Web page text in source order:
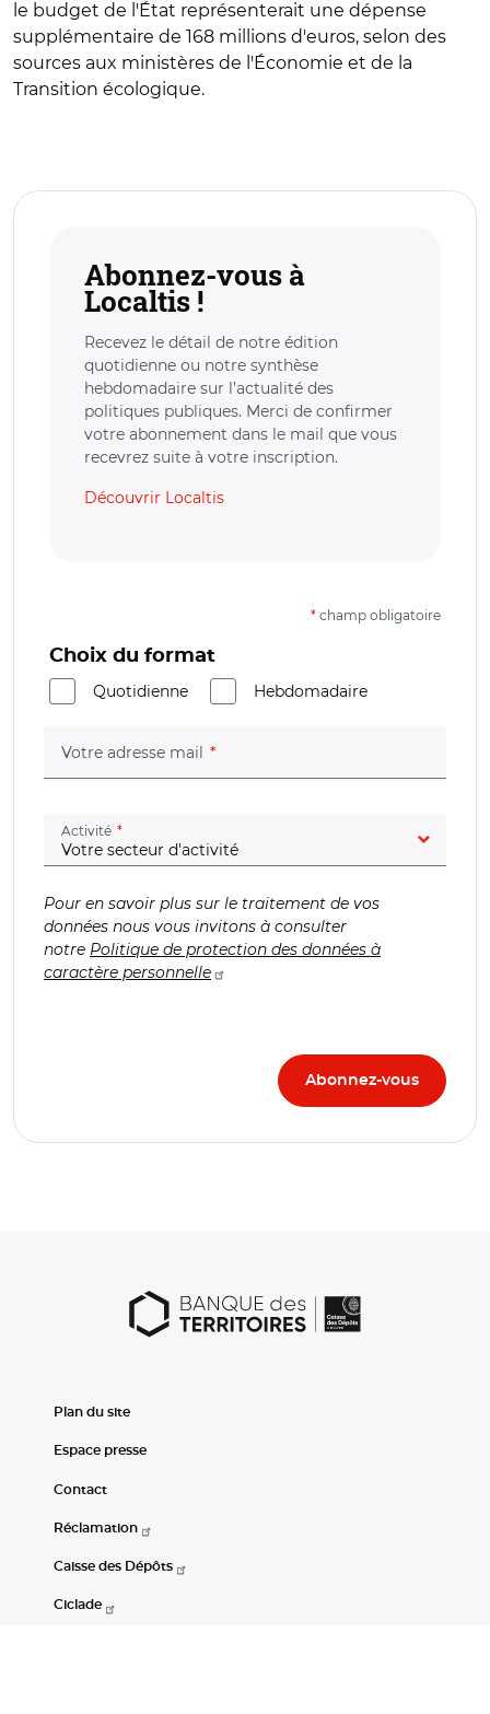
le budget de l'État représenterait une dépense
supplémentaire de 168 millions d'euros, selon des
sources aux ministères de l'Économie et de la
Transition écologique.
Abonnez-vous à
Localtis !
Recevez le détail de notre édition
quotidienne ou notre synthèse
hebdomadaire sur l’actualité des
politiques publiques. Merci de confirmer
votre abonnement dans le mail que vous
recevrez suite à votre inscription.
Découvrir Localtis
* champ obligatoire
Choix du format
Quotidienne
Hebdomadaire
Votre adresse mail (champ obligatoire)
Activité (champ obligatoire)
Pour en savoir plus sur le traitement de vos
données nous vous invitons à consulter
notre Politique de protection des données à
caractère personnelle
Plan du site
Espace presse
Contact
Réclamation
Caisse des Dépôts
Ciclade